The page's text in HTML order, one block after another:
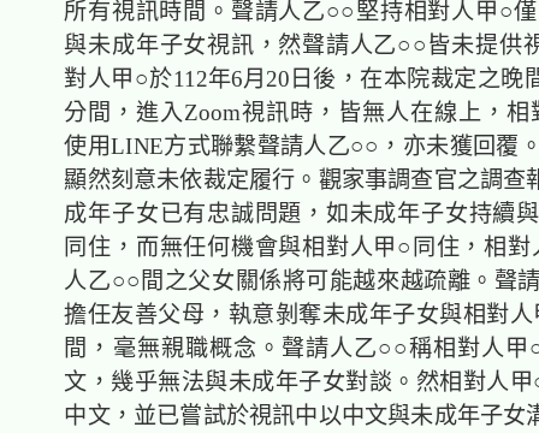
所有視訊時間。聲請人乙○○堅持相對人甲○
與未成年子女視訊，然聲請人乙○○皆未提供
對人甲○於112年6月20日後，在本院裁定之晚
分間，進入Zoom視訊時，皆無人在線上，相
使用LINE方式聯繫聲請人乙○○，亦未獲回覆
顯然刻意未依裁定履行。觀家事調查官之調查
成年子女已有忠誠問題，如未成年子女持續
同住，而無任何機會與相對人甲○同住，相
人乙○○間之父女關係將可能越來越疏離。聲
擔任友善父母，執意剝奪未成年子女與相對
間，毫無親職概念。聲請人乙○○稱相對人甲
文，幾乎無法與未成年子女對談。然相對人
中文，並已嘗試於視訊中以中文與未成年子女